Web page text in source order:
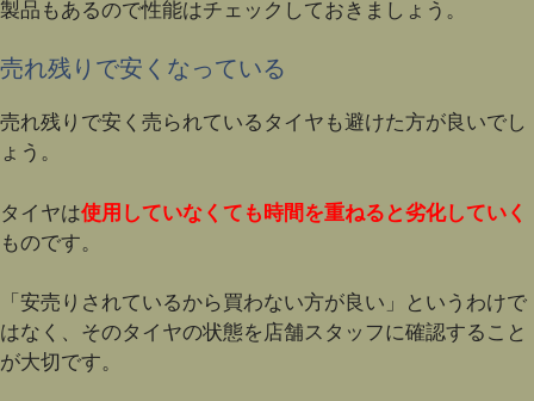
製品もあるので性能はチェックしておきましょう。
売れ残りで安くなっている
売れ残りで安く売られているタイヤも避けた方が良いでし
ょう。
タイヤは使用していなくても時間を重ねると劣化していく
ものです。
「安売りされているから買わない方が良い」というわけで
はなく、そのタイヤの状態を店舗スタッフに確認すること
が大切です。